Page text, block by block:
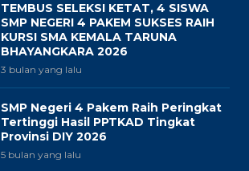
TEMBUS SELEKSI KETAT, 4 SISWA
SMP NEGERI 4 PAKEM SUKSES RAIH
KURSI SMA KEMALA TARUNA
BHAYANGKARA 2026
3 bulan yang lalu
SMP Negeri 4 Pakem Raih Peringkat
Tertinggi Hasil PPTKAD Tingkat
Provinsi DIY 2026
5 bulan yang lalu